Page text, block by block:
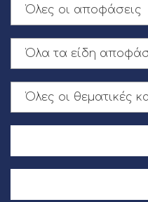
Όλες οι αποφάσεις
Όλα τα είδη
Όλες οι θεματικές